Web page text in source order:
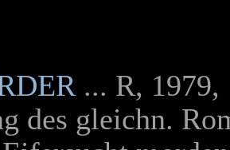
... R,
des gleichn.